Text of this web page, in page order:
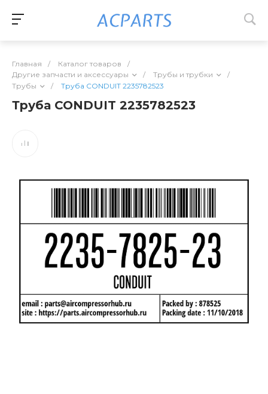
Главная / Каталог товаров
/
Другие запчасти и аксессуары
/ Трубы и трубки
/
Трубы
/ Труба CONDUIT 2235782523
Труба CONDUIT 2235782523